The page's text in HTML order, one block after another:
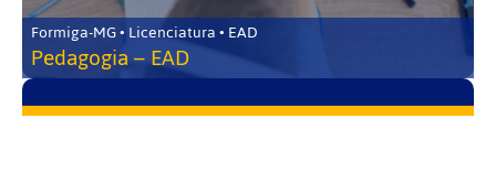
Formiga-MG • Licenciatura • EAD
Pedagogia – EAD